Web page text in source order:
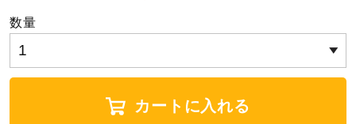
ワーキング
数量
カートに入れる